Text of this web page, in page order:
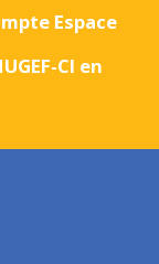
Espace
CI en